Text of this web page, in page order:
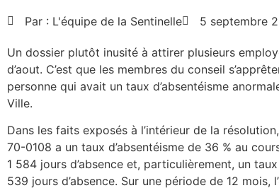
Par : L'équipe de la Sentinelle 5 septembre
Un dossier plutôt inusité à attirer plusieurs
d’aout. C’est que les membres du conseil
personne qui avait un taux d’absentéisme
Ville.
Dans les faits exposés à l’intérieur de la
70-0108 a un taux d’absentéisme de 36 % au
1 584 jours d’absence et, particulièrement, un
539 jours d’absence. Sur une période de 12 mois,